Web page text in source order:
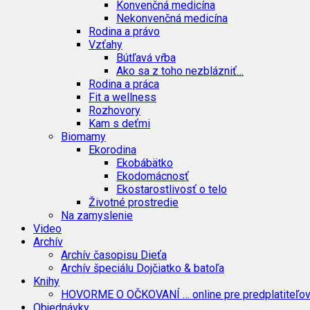
Konvenčná medicína
Nekonvenčná medicína
Rodina a právo
Vzťahy
Bútľavá vŕba
Ako sa z toho nezblázniť…
Rodina a práca
Fit a wellness
Rozhovory
Kam s deťmi
Biomamy
Ekorodina
Ekobábätko
Ekodomácnosť
Ekostarostlivosť o telo
Životné prostredie
Na zamyslenie
Video
Archív
Archív časopisu Dieťa
Archív špeciálu Dojčiatko & batoľa
Knihy
HOVORME O OČKOVANÍ … online pre predplatiteľov